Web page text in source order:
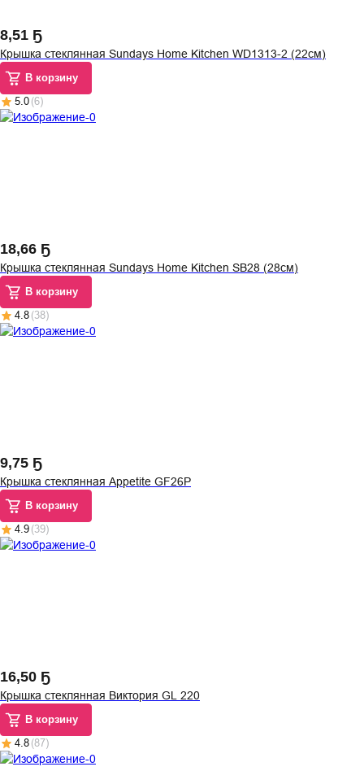
8,51 Ҕ
Крышка стеклянная Sundays Home Kitchen WD1313-2 (22см)
В корзину
5.0 (6)
18,66 Ҕ
Крышка стеклянная Sundays Home Kitchen SB28 (28см)
В корзину
4.8 (38)
9,75 Ҕ
Крышка стеклянная Appetite GF26P
В корзину
4.9 (39)
16,50 Ҕ
Крышка стеклянная Виктория GL 220
В корзину
4.8 (87)